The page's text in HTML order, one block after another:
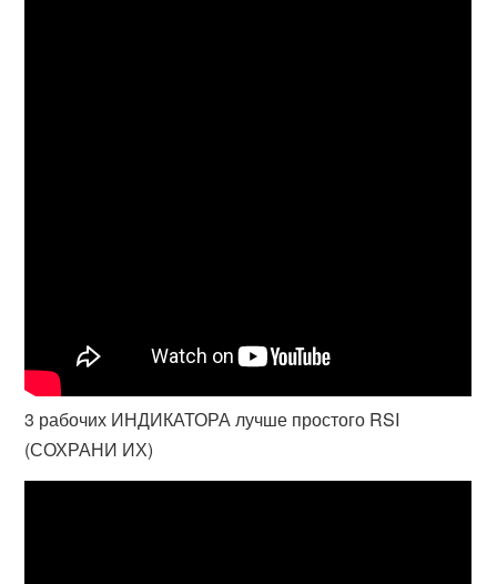
3 рабочих ИНДИКАТОРА лучше простого RSI
(СОХРАНИ ИХ)